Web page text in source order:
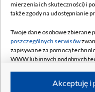
Naziemna Telewizja
Rada Programowa
System NOS
Informacje o nadawcy
Program dla prasy
mierzenia ich skuteczności) i
także zgody na udostępnianie
Twoje dane osobowe zbierane
poszczególnych serwisów
zapisywane za pomocą
WWW lub innych podobnych
ruchu w Internecie.Akceptuję i